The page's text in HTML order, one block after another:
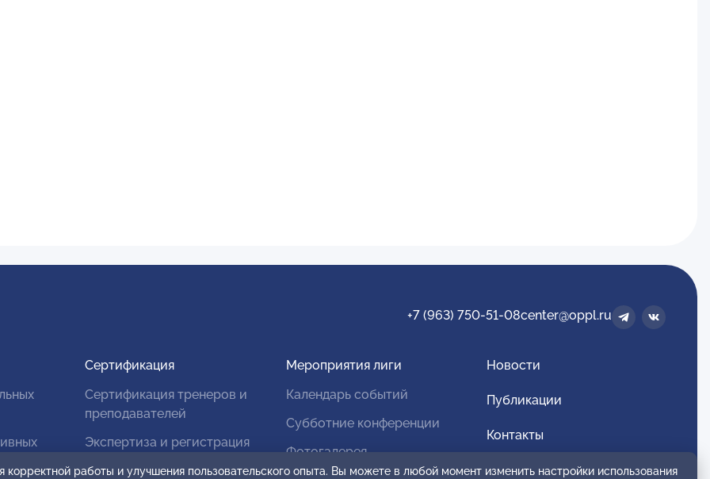
+7 (963) 750-51-08center@oppl.ru
Сертификация
Сертификация тренеров и
преподавателей
Экспертиза и регистрация
Мероприятия лиги
Календарь событий
Субботние конференции
Фотогалерея
Новости
Публикации
Контакты
Для спонсоров и партнеров
работы и улучшения пользовательского опыта. Вы можете в любой момент изменить настройки использования